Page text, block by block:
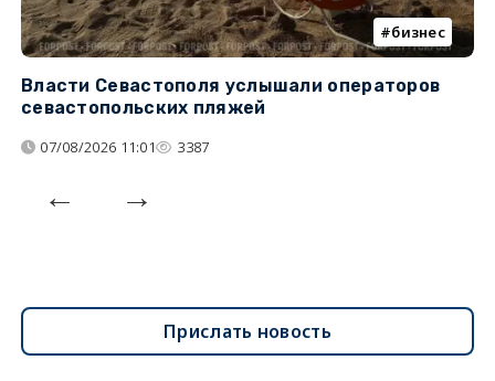
бизнес
Власти Севастополя услышали операторов
севастопольских пляжей
07/08/2026 11:01 3387
Прислать новость